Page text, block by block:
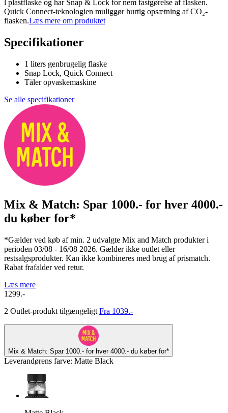
l plastflaske og har Snap & Lock for nem fastgørelse af flasken.
Quick Connect-teknologien muliggør hurtig opsætning af CO₂-
flasken.Læs mere om produktet
Specifikationer
1 liters genbrugelig flaske
Snap Lock, Quick Connect
Tåler opvaskemaskine
Se alle specifikationer
Mix & Match: Spar 1000.- for hver 4000.-
du køber for*
*Gælder ved køb af min. 2 udvalgte Mix and Match produkter i
perioden 03/08 - 16/08 2026. Gælder ikke outlet eller
restsalgsprodukter. Kan ikke kombineres med brug af prismatch.
Rabat frafalder ved retur.
Læs mere
1299.-
2 Outlet-produkt tilgængeligt Fra 1039.-
Mix & Match: Spar 1000.- for hver 4000.- du køber for*
Leverandørens farve: Matte Black